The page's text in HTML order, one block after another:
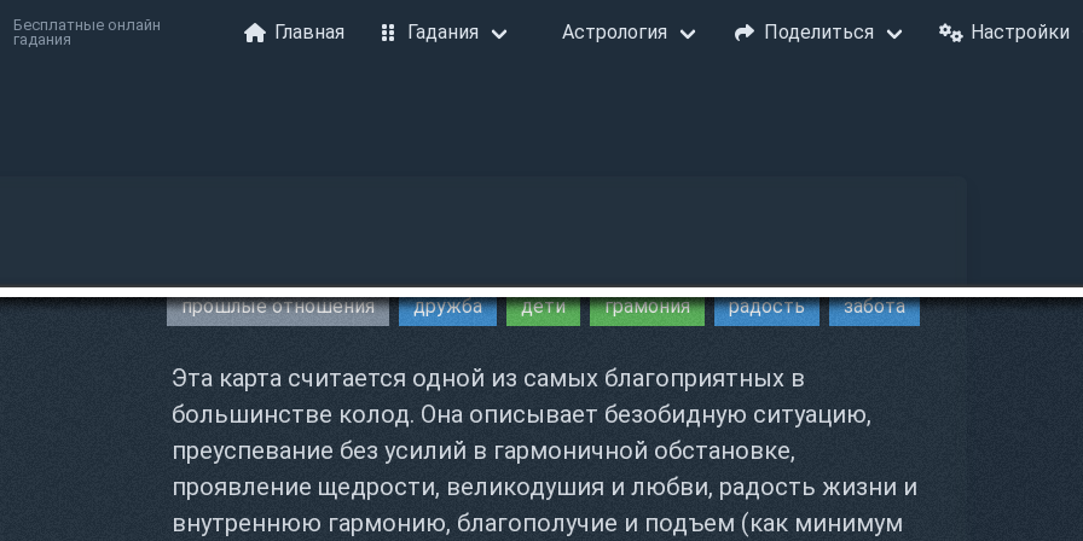
Бесплатные онлайн
гадания
Главная Гадания Астрология Поделиться Настройки
прошлые отношения дружба дети грамония радость забота
Эта карта считается одной из самых благоприятных в
большинстве колод. Она описывает безобидную ситуацию,
преуспевание без усилий в гармоничной обстановке,
проявление щедрости, великодушия и любви, радость жизни и
внутреннюю гармонию, благополучие и подъем (как минимум